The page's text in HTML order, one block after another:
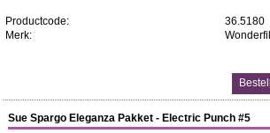
Productcode:
36.5180
Merk:
Wonderfil
Sue Spargo Eleganza Pakket - Electric Punch #5